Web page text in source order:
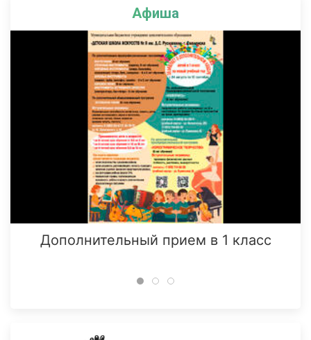
Афиша
Дополнительный прием в 1 класс